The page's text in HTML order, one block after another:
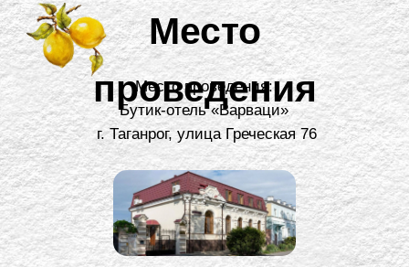
Место
проведения
Место проведения:
Бутик-отель «Варваци»
г. Таганрог, улица Греческая 76